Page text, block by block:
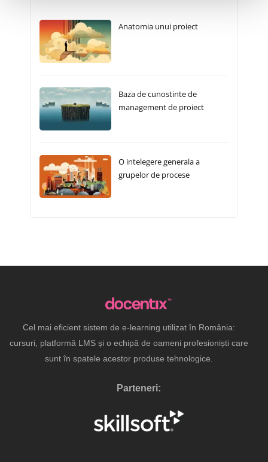
Anatomia unui proiect
Baza de cunostinte de
management de proiect
O intelegere generala a
grupelor de procese
Cel mai eficient sistem de e-learning utilizat în România:
cursuri, platformă LMS și o echipă de oameni profesioniști care
sunt în spatele acestor produse tehnologice.
Parteneri: